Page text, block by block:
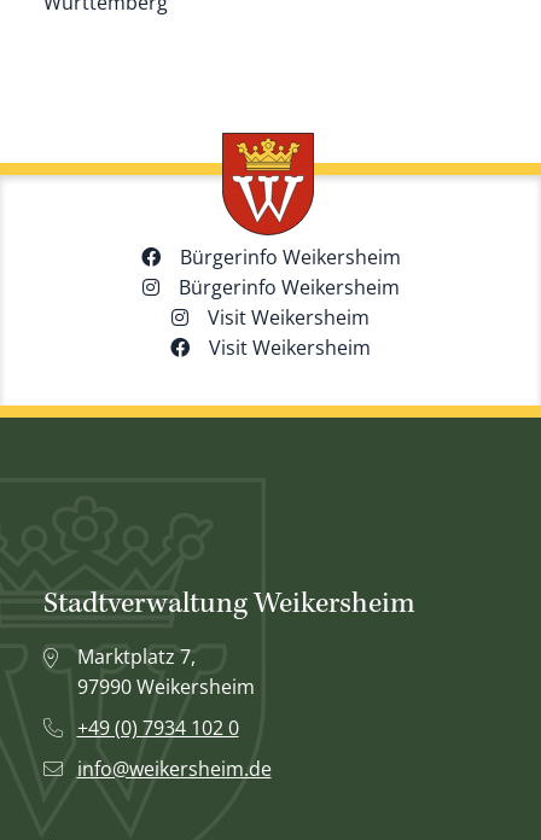
Bürgerinfo Weikersheim
Bürgerinfo Weikersheim
Visit Weikersheim
Visit Weikersheim
Stadtverwaltung Weikersheim
Marktplatz 7,
97990 Weikersheim
+49 (0) 7934 102 0
info@weikersheim.de